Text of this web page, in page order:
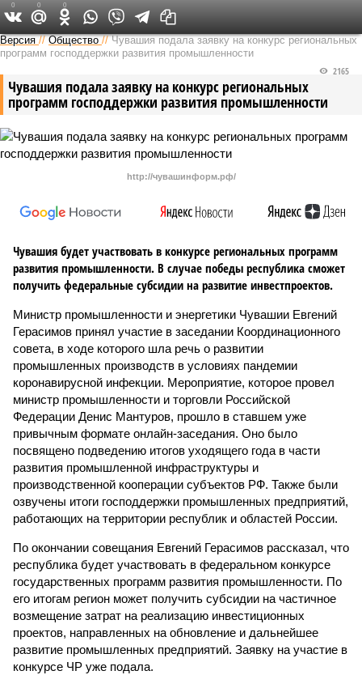
Версия в Чувашии
Версия //Общество //Чувашия подала заявку на конкурс региональных
программ господдержки развития промышленности
Чувашия подала заявку на конкурс региональных
программ господдержки развития промышленности
2165
http://чувашинформ.рф/
Чувашия будет участвовать в конкурсе региональных программ
развития промышленности. В случае победы республика сможет
получить федеральные субсидии на развитие инвестпроектов.
Министр промышленности и энергетики Чувашии Евгений
Герасимов принял участие в заседании Координационного
совета, в ходе которого шла речь о развитии
промышленных производств в условиях пандемии
коронавирусной инфекции. Мероприятие, которое провел
министр промышленности и торговли Российской
Федерации Денис Мантуров, прошло в ставшем уже
привычным формате онлайн-заседания. Оно было
посвящено подведению итогов уходящего года в части
развития промышленной инфраструктуры и
производственной кооперации субъектов РФ. Также были
озвучены итоги господдержки промышленных предприятий,
работающих на территории республик и областей России.
По окончании совещания Евгений Герасимов рассказал, что
республика будет участвовать в федеральном конкурсе
государственных программ развития промышленности. По
его итогам регион может получить субсидии на частичное
возмещение затрат на реализацию инвестиционных
проектов, направленных на обновление и дальнейшее
развитие промышленных предприятий. Заявку на участие в
конкурсе ЧР уже подала.
0 0 0